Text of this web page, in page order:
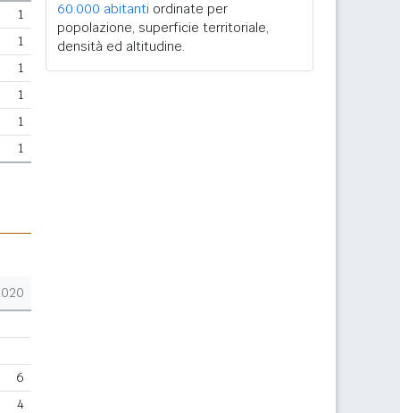
1
1
1
1
1
1
6
4
60.000 abitanti ordinate per
popolazione, superficie territoriale,
densità ed altitudine.